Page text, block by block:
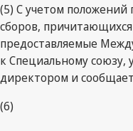
(5) С учетом положений
сборов, причитающихся
предоставляемые
к Специальному союзу,
директором и
(6)